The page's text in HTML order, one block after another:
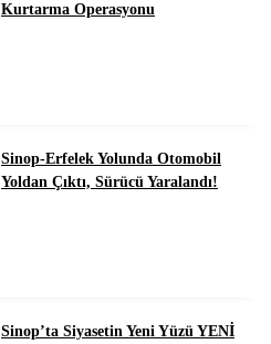
Kurtarma Operasyonu
Sinop-Erfelek Yolunda Otomobil
Yoldan Çıktı, Sürücü Yaralandı!
Sinop’ta Siyasetin Yeni Yüzü YENİ